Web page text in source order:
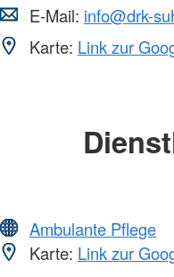
E-Mail: info@drk-
Karte: Link zur
Ambulante Pflege
Karte: Link zur